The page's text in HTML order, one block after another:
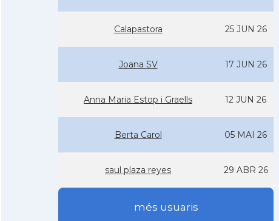
Calapastora 25 JUN 26
Joana SV 17 JUN 26
Anna Maria Estop i Graells 12 JUN 26
Berta Carol 05 MAI 26
saul plaza reyes 29 ABR 26
més usuaris